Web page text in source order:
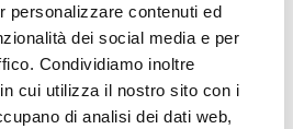
personalizzare contenuti ed
dei social media e per
Condividiamo inoltre
cui utilizza il nostro sito con i
di analisi dei dati web,
€31,00